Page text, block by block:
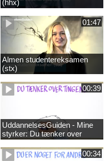
(hhx)
01:47
Almen studentereksamen
(stx)
00:39
UddannelsesGuiden - Mine
styrker: Du tænker over
tingene
00:34